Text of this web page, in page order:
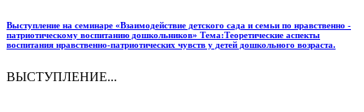
Выступление на семинаре «Взаимодействие детского сада и семьи по нравственно -
патриотическому воспитанию дошкольников» Тема:Теоретические аспекты
воспитания нравственно-патриотических чувств у детей дошкольного возраста.
ВЫСТУПЛЕНИЕ...